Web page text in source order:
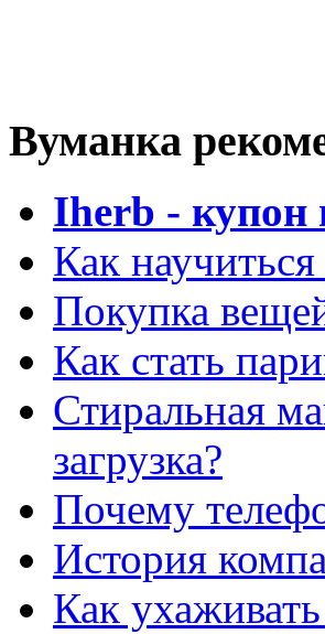
Вуманка
Iherb - купон
Как
Покупка
Как стать
Стиральная
загрузка?
Почему
История
Как